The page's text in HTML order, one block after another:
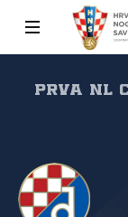
Prva NL